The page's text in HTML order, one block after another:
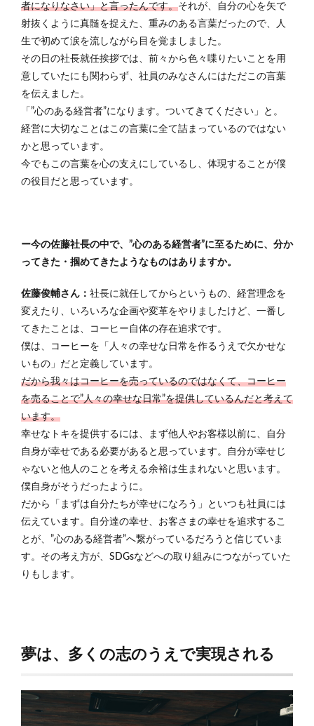
者になりなさい」と言ったんです。それが、自分の心を矢で
射抜くように真髄を捉えた、重みのある言葉だったので、人
生で初めて涙を流しながら目を覚ましました。
その日の社長就任挨拶では、前々から色々喋りたいことを用
意していたにも関わらず、社員のみなさんにはただこの言葉
を伝えました。
「”心のある経営者”になります。ついてきてください」と。
経営に大切なことはこの言葉に全て詰まっているのではない
かと思っています。
今でもこの言葉を心の支えにしているし、体現することが僕
の役目だと思っています。
ー今の佐藤社長の中で、”心のある経営者”に至るために、分か
ってきた・掴めてきたようなものはありますか。
佐藤俊輔さん： 社長に就任してからというもの、経営理念を
変えたり、いろいろな企画や変革をやりましたけど、一番し
てきたことは、コーヒー自体の存在追求です。
僕は、コーヒーを「人々の幸せな日常を作るうえで欠かせな
いもの」だと定義しています。
だから我々はコーヒーを売っているのではなくて、コーヒー
を売ることで”人々の幸せな日常”を提供しているんだと考えて
います。
幸せなトキを提供するには、まず他人やお客様以前に、自分
自身が幸せである必要があると思っています。自分が幸せじ
ゃないと他人のことを考える余裕は生まれないと思います。
僕自身がそうだったように。
だから「まずは自分たちが幸せになろう」といつも社員には
伝えています。自分達の幸せ、お客さまの幸せを追求するこ
とが、”心のある経営者”へ繋がっているだろうと信じていま
す。その考え方が、SDGsなどへの取り組みにつながっていた
りもします。
夢は、多くの志のうえで実現される